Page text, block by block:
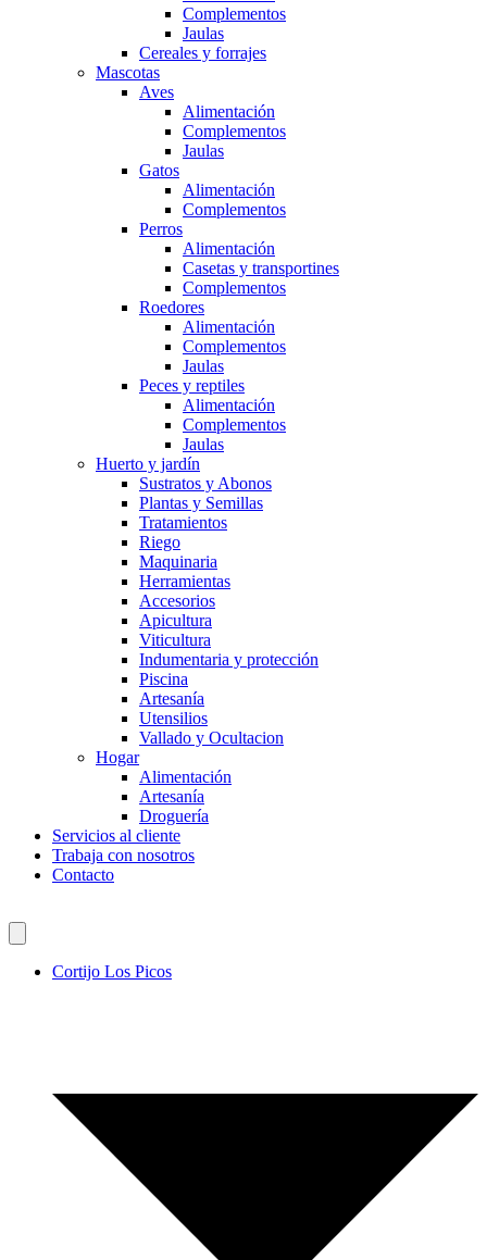
Complementos
Jaulas
Cereales y forrajes
Mascotas
Aves
Alimentación
Complementos
Jaulas
Gatos
Alimentación
Complementos
Perros
Alimentación
Casetas y transportines
Complementos
Roedores
Alimentación
Complementos
Jaulas
Peces y reptiles
Alimentación
Complementos
Jaulas
Huerto y jardín
Sustratos y Abonos
Plantas y Semillas
Tratamientos
Riego
Maquinaria
Herramientas
Accesorios
Apicultura
Viticultura
Indumentaria y protección
Piscina
Artesanía
Utensilios
Vallado y Ocultacion
Hogar
Alimentación
Artesanía
Droguería
Servicios al cliente
Trabaja con nosotros
Contacto
Cortijo Los Picos